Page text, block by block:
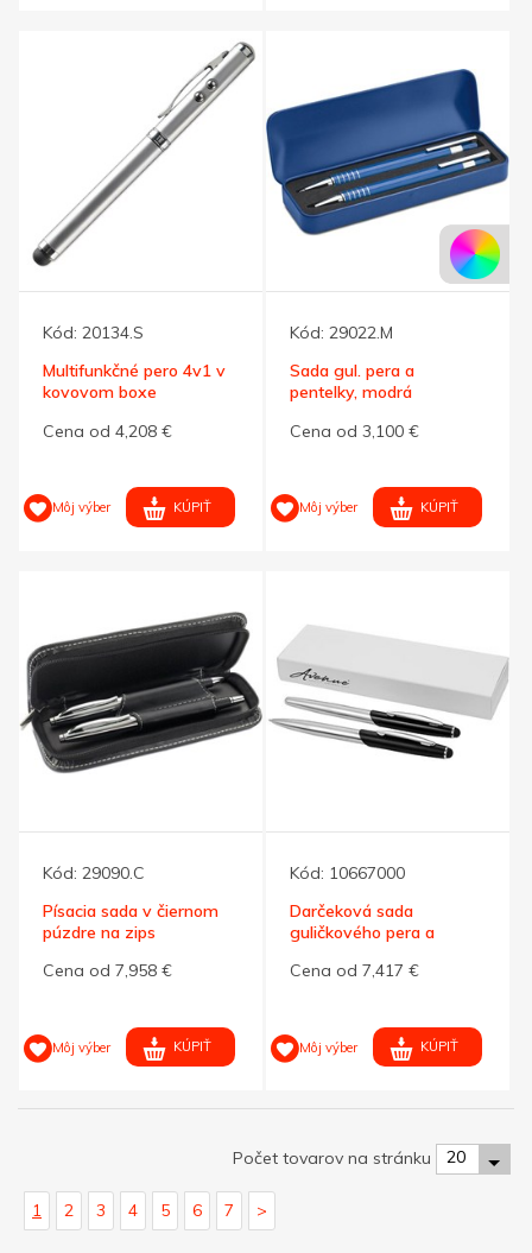
Kód: 20134.S
Multifunkčné pero 4v1 v
kovovom boxe
Cena od 4,208 €
Môj výber KÚPIŤ
Kód: 29022.M
Sada gul. pera a
pentelky, modrá
Cena od 3,100 €
Môj výber KÚPIŤ
Kód: 29090.C
Písacia sada v čiernom
púzdre na zips
Cena od 7,958 €
Môj výber KÚPIŤ
Kód: 10667000
Darčeková sada
guličkového pera a
Cena od 7,417 €
Môj výber KÚPIŤ
Počet tovarov na stránku 20
1 2 3 4 5 6 7 >